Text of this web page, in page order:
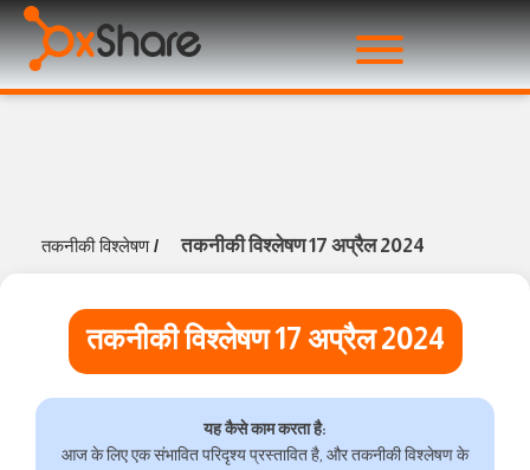
तकनीकी विश्लेषण/ तकनीकी विश्लेषण 17 अप्रैल 2024
तकनीकी विश्लेषण 17 अप्रैल 2024
यह कैसे काम करता है:
आज के लिए एक संभावित परिदृश्य प्रस्तावित है, और तकनीकी विश्लेषण के